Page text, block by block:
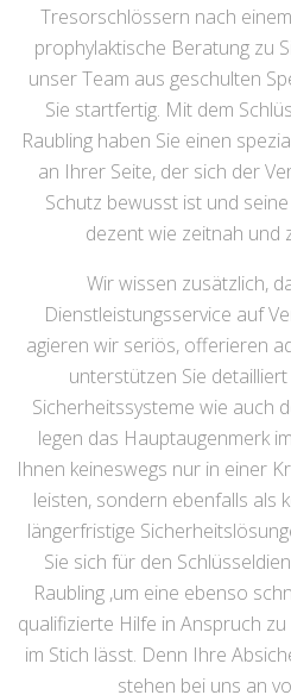
Tresorschlössern nach
prophylaktische Beratung zu
unser Team aus geschulten
Sie startfertig. Mit dem
Raubling haben Sie einen
an Ihrer Seite, der sich der
Schutz bewusst ist und
dezent wie zeitnah und
Wir wissen zusätzlich,
Dienstleistungsservice auf
agieren wir seriös, offerieren
unterstützen Sie
Sicherheitssysteme wie auch
legen das Hauptaugenmerk
Ihnen keineswegs nur in einer
leisten, sondern ebenfalls als
längerfristige
Sie sich für den
Raubling ,um eine ebenso
qualifizierte Hilfe in Anspruch
im Stich lässt. Denn Ihre
stehen bei uns an